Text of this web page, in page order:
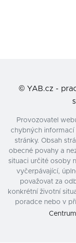
© YAB.cz -
Provozovatel
chybných informací
stránky. Obsah
obecné povahy a
situaci určité osoby
vyčerpávající,
považovat za
konkrétní životní
poradce nebo v